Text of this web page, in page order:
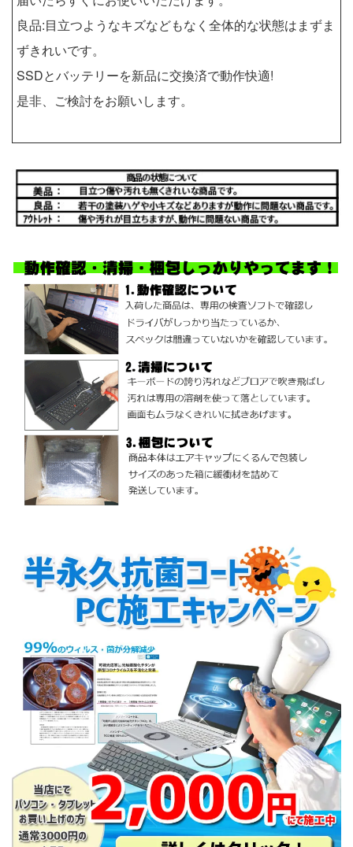
良品:目立つようなキズなどもなく全体的な状態はまずま
ずきれいです。
SSDとバッテリーを新品に交換済で動作快適!
是非、ご検討をお願いします。